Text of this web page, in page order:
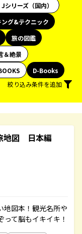
シリーズ（国内）
ング&テクニック
旅の図鑑
＆絶景
D-Books
絞り込み条件を追加
地図 日本編
地図本！観光名所や
て脳もイキイキ！